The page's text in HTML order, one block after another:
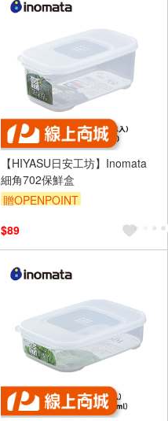
【HIYASU日安工坊】Inomata
細角702保鮮盒
贈OPENPOINT
$89